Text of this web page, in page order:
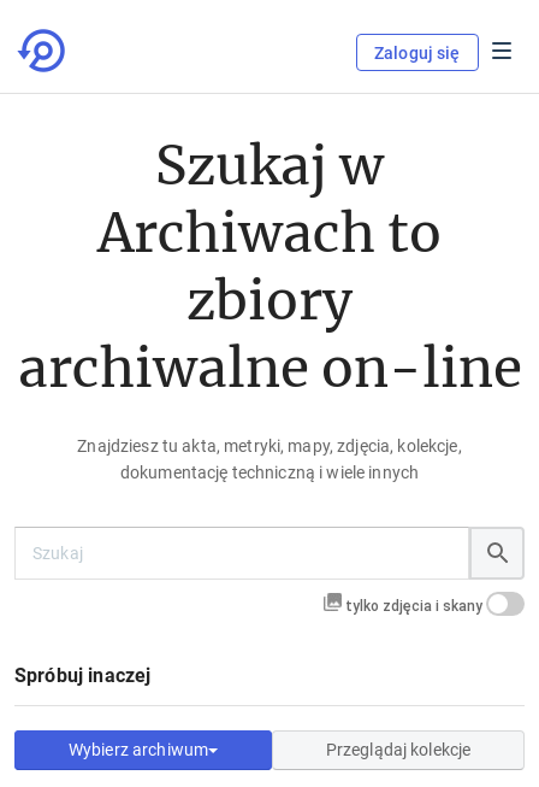
Zaloguj się
Szukaj w
Archiwach to
zbiory
archiwalne on-line
Znajdziesz tu akta, metryki, mapy, zdjęcia, kolekcje,
dokumentację techniczną i wiele innych
tylko zdjęcia i skany
Spróbuj inaczej
Wybierz archiwum Przeglądaj kolekcje